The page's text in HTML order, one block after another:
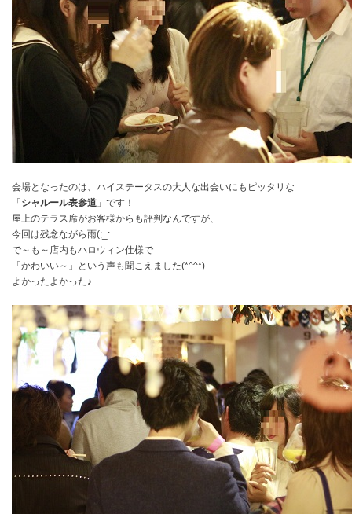
会場となったのは、ハイステータスの大人な出会いにもピッタリな
「 シャルール表参道 」です！
屋上のテラス席がお客様からも評判なんですが、
今回は残念ながら雨(;_:
で～も～店内もハロウィン仕様で
「かわいい～」という声も聞こえました(*^^*)
よかったよかった♪